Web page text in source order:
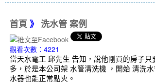
首頁 》 洗水管 案例
觀看次數：4221
當天水電工 邱先生 告知，說他剛買的房子
多，於是本公司架 水管清洗機 ，開始 清洗
水器也能正常點火。